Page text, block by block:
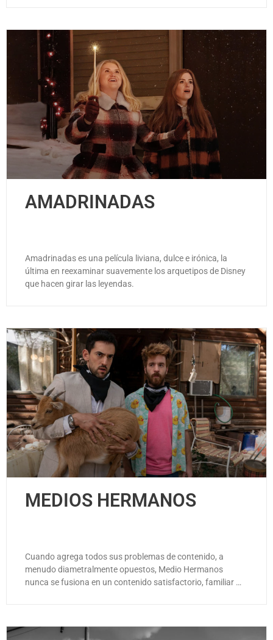
AMADRINADAS
Amadrinadas es una película liviana, dulce e irónica, la
última en reexaminar suavemente los arquetipos de Disney
que hacen girar las leyendas.
MEDIOS HERMANOS
Cuando agrega todos sus problemas de contenido, a
menudo diametralmente opuestos, Medio Hermanos
nunca se fusiona en un contenido satisfactorio, familiar …